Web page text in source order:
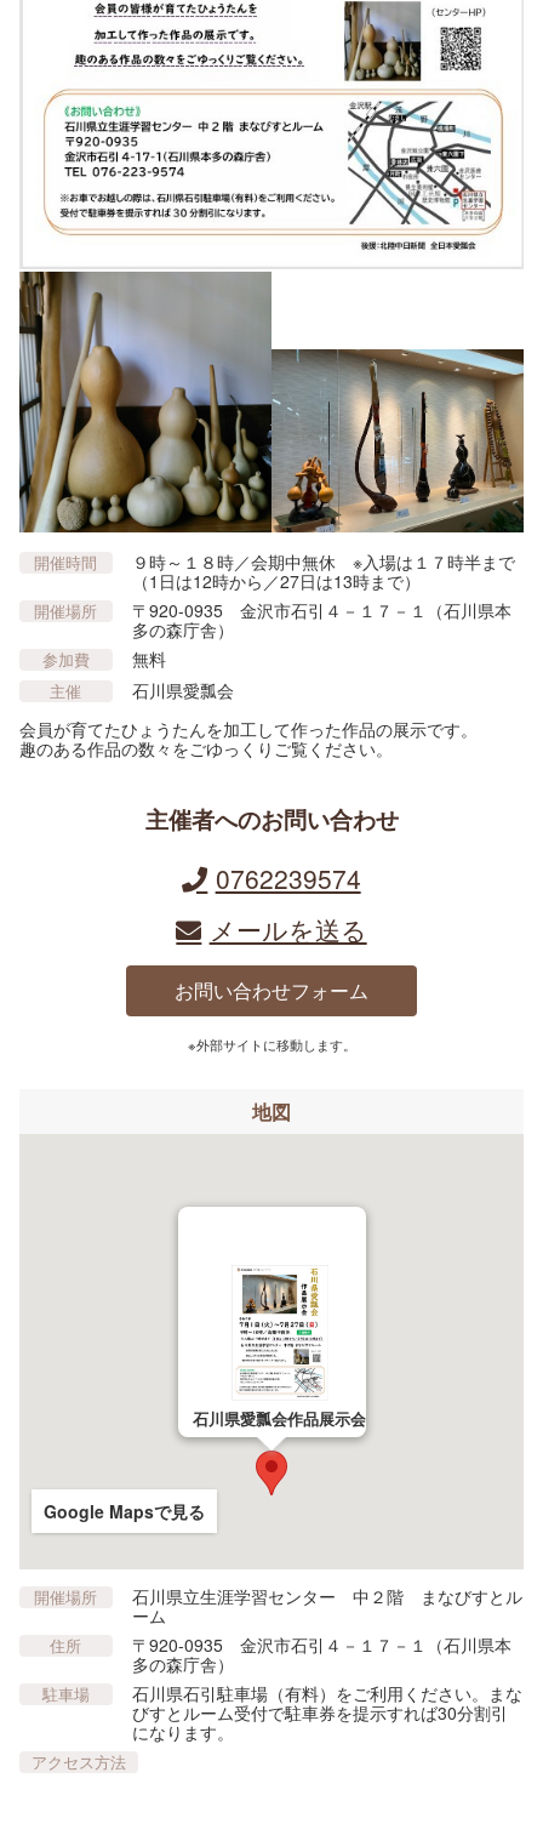
開催時間
９時～１８時／会期中無休 ※入場は１７時半まで
（1日は12時から／27日は13時まで）
開催場所
〒920-0935 金沢市石引４－１７－１（石川県本
多の森庁舎）
参加費 無料
主催
石川県愛瓢会
会員が育てたひょうたんを加工して作った作品の展示です。
趣のある作品の数々をごゆっくりご覧ください。
主催者へのお問い合わせ
0762239574
メールを送る
お問い合わせフォーム
※外部サイトに移動します。
地図
石川県愛瓢会作品展示会
美術展・博物展・企画展
Google Mapsで見る
開催場所
石川県立生涯学習センター 中２階 まなびすとル
ーム
住所
〒920-0935 金沢市石引４－１７－１（石川県本
多の森庁舎）
駐車場
石川県石引駐車場（有料）をご利用ください。まな
びすとルーム受付で駐車券を提示すれば30分割引
になります。
アクセス方法